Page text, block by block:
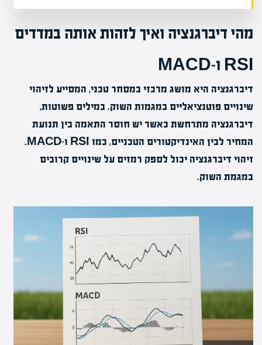
מהי דיברגנציה ואיך לזהות אותה במדדים
RSI ו-MACD
דיברגנציה היא מושג מרכזי במסחר טכני, המסייע לזיהוי
שינויים פוטנציאליים במגמות השוק. במילים פשוטות,
דיברגנציה מתרחשת כאשר יש חוסר התאמה בין תנועת
המחיר לבין האינדיקטורים הטכניים, כמו RSI ו-MACD.
זיהוי דיברגנציה יכול לספק רמזים על שינויים קרובים
במגמת השוק.